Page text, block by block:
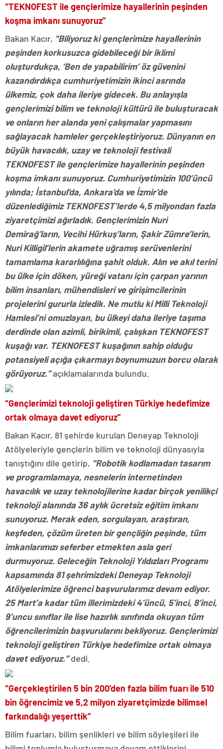
“TEKNOFEST ile gençlerimize hayallerinin peşinden
koşma imkanı sunuyoruz”
Bakan Kacır, “Biliyoruz ki gençlerimize hayallerinin
peşinden korkusuzca gidebileceği bir iklimi
oluşturdukça, ‘Ben de yapabilirim’ öz güvenini
kazandırdıkça cumhuriyetimizin ikinci asrında
ülkemiz, çok daha ileriye gidecek. Bu anlayışla
gençlerimizi bilim ve teknoloji kültürü ile buluşturacak
ve onların her alanda yeni çalışmalar yapmasını
sağlayacak hamleler gerçekleştiriyoruz. Dünyanın en
büyük havacılık, uzay ve teknoloji festivali
TEKNOFEST ile gençlerimize hayallerinin peşinden
koşma imkanı sunuyoruz. Cumhuriyetimizin 100’üncü
yılında; İstanbul’da, Ankara’da ve İzmir’de
düzenlediğimiz TEKNOFEST’lerde 4,5 milyondan fazla
ziyaretçimizi ağırladık. Gençlerimizin Nuri
Demirağ’ların, Vecihi Hürkuş’ların, Şakir Zümre’lerin,
Nuri Killigil’lerin akamete uğramış serüvenlerini
tamamlama kararlılığına şahit olduk. Alın ve akıl terini
bu ülke için döken, yüreği vatanı için çarpan yarının
bilim insanları, mühendisleri ve girişimcilerinin
projelerini gururla izledik. Ne mutlu ki Milli Teknoloji
Hamlesi’ni omuzlayan, bu ülkeyi daha ileriye taşıma
derdinde olan azimli, birikimli, çalışkan TEKNOFEST
kuşağı var. TEKNOFEST kuşağının sahip olduğu
potansiyeli açığa çıkarmayı boynumuzun borcu olarak
görüyoruz.”açıklamalarında bulundu.
“Gençlerimizi teknoloji geliştiren Türkiye hedefimize
ortak olmaya davet ediyoruz”
Bakan Kacır, 81 şehirde kurulan Deneyap Teknoloji
Atölyeleriyle gençlerin bilim ve teknoloji dünyasıyla
tanıştığını dile getirip, “Robotik kodlamadan tasarım
ve programlamaya, nesnelerin internetinden
havacılık ve uzay teknolojilerine kadar birçok yenilikçi
teknoloji alanında 36 aylık ücretsiz eğitim imkanı
sunuyoruz. Merak eden, sorgulayan, araştıran,
keşfeden, çözüm üreten bir gençliğin peşinde, tüm
imkanlarımızı seferber etmekten asla geri
durmuyoruz. Geleceğin Teknoloji Yıldızları Programı
kapsamında 81 şehrimizdeki Deneyap Teknoloji
Atölyelerimize öğrenci başvurularımız devam ediyor.
25 Mart’a kadar tüm illerimizdeki 4’üncü, 5’inci, 8’inci,
9’uncu sınıflar ile lise hazırlık sınıfında okuyan tüm
öğrencilerimizin başvurularını bekliyoruz. Gençlerimizi
teknoloji geliştiren Türkiye hedefimize ortak olmaya
davet ediyoruz.”dedi.
“Gerçekleştirilen 5 bin 200’den fazla bilim fuarı ile 510
bin öğrencimiz ve 5,2 milyon ziyaretçimizde bilimsel
farkındalığı yeşerttik”
Bilim fuarları, bilim şenlikleri ve bilim söyleşileri ile